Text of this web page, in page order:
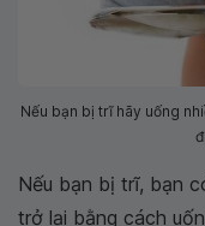
Nếu bạn bị trĩ hãy uống
Nếu bạn bị trĩ, bạn
trở lại bằng cách